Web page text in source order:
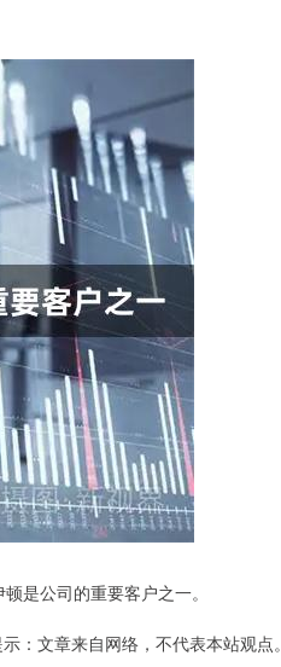
是公司的重要客户之一。
：文章来自网络，不代表本站观点。
4694.44 43.13